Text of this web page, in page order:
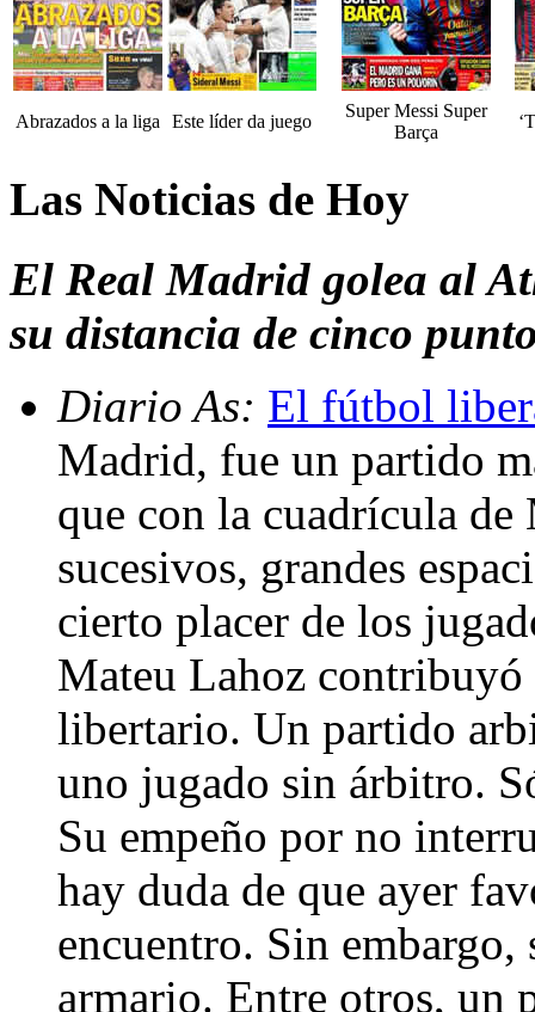
Abrazados a la liga Este líder da juego
Super Messi Super
Barça
Las Noticias de Hoy
El Real Madrid golea al
su distancia de cinco
Diario As: El fútbol
Madrid, fue un partido
que con la cuadrícula
sucesivos, grandes
cierto placer de los
Mateu Lahoz contribuyó
libertario. Un partido
uno jugado sin árbitro.
Su empeño por no
hay duda de que ayer
encuentro. Sin
armario. Entre otros, un